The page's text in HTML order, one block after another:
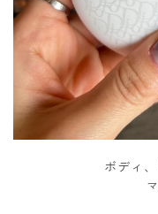
ボディ